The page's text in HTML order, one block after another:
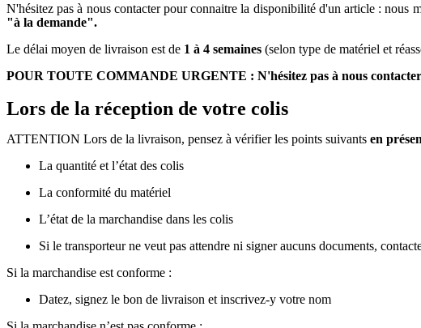
N'hésitez pas à nous contacter pour connaitre la disponibilité d'un article : nous
"à la demande".
Le délai moyen de livraison est de 1 à 4 semaines (selon type de matériel et
POUR TOUTE COMMANDE URGENTE : N'hésitez pas à nous
Lors de la réception de votre colis
ATTENTION Lors de la livraison, pensez à vérifier les points suivants en
La quantité et l’état des colis
La conformité du matériel
L’état de la marchandise dans les colis
Si le transporteur ne veut pas attendre ni signer aucuns documents,
Si la marchandise est conforme :
Datez, signez le bon de livraison et inscrivez-y votre nom